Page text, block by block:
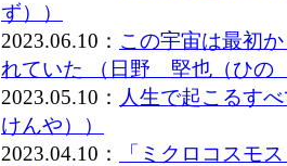
ず））
2023.06.10： この宇宙は最初
れていた （日野 堅也（ひの
2023.05.10： 人生で起こるす
けんや））
2023.04.10：
「ミクロコスモ